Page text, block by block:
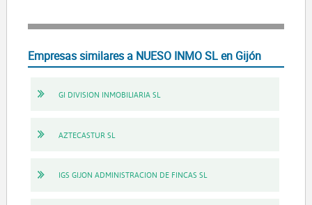
Empresas similares a NUESO INMO SL en Gijón
GI DIVISION INMOBILIARIA SL
AZTECASTUR SL
IGS GIJON ADMINISTRACION DE FINCAS SL